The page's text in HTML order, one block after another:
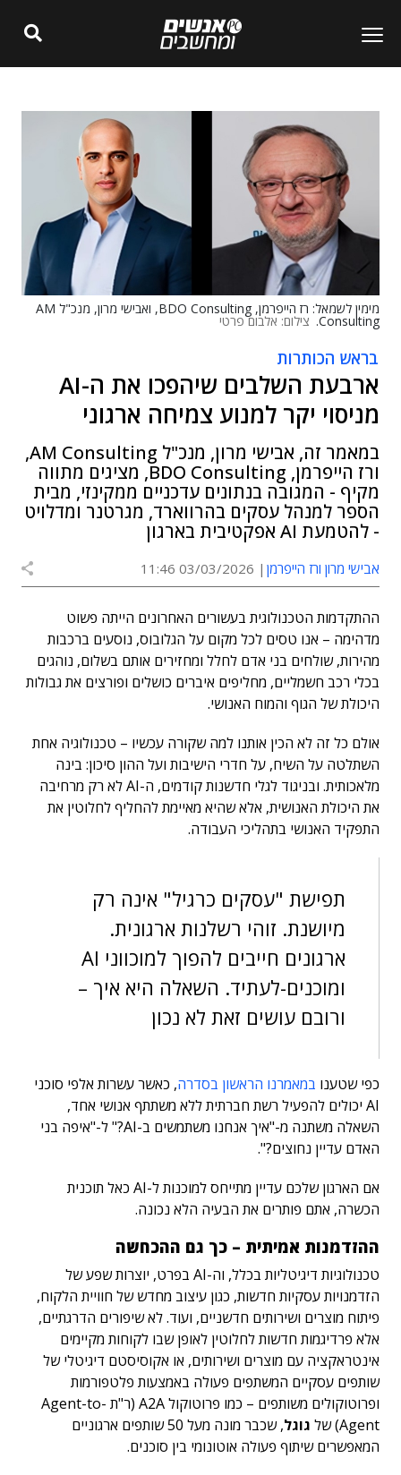
מימין לשמאל: רז הייפרמן, BDO Consulting, ואבישי מרון, מנכ"ל AM
Consulting. צילום: אלבום פרטי
בראש הכותרות
ארבעת השלבים שיהפכו את ה-AI
מניסוי יקר למנוע צמיחה ארגוני
במאמר זה, אבישי מרון, מנכ"ל AM Consulting,
ורז הייפרמן, BDO Consulting, מציגים מתווה
מקיף - המגובה בנתונים עדכניים ממקינזי, מבית
הספר למנהל עסקים בהרווארד, מגרטנר ומדלויט
- להטמעת AI אפקטיבית בארגון
אבישי מרון ורז הייפרמן 03/03/2026 11:46
ההתקדמות הטכנולוגית בעשורים האחרונים הייתה פשוט
מדהימה – אנו טסים לכל מקום על הגלובוס, נוסעים ברכבות
מהירות, שולחים בני אדם לחלל ומחזירים אותם בשלום, נוהגים
בכלי רכב חשמליים, מחליפים איברים כושלים ופורצים את גבולות
היכולת של הגוף והמוח האנושי.
אולם כל זה לא הכין אותנו למה שקורה עכשיו – טכנולוגיה אחת
השתלטה על השיח, על חדרי הישיבות ועל ההון סיכון: בינה
מלאכותית. ובניגוד לגלי חדשנות קודמים, ה-AI לא רק מרחיבה
את היכולת האנושית, אלא שהיא מאיימת להחליף לחלוטין את
התפקיד האנושי בתהליכי העבודה.
תפישת "עסקים כרגיל" אינה רק
מיושנת. זוהי רשלנות ארגונית.
ארגונים חייבים להפוך למוכווני AI
ומוכנים-לעתיד. השאלה היא איך –
ורובם עושים זאת לא נכון
כפי שטענו במאמרנו הראשון בסדרה, כאשר עשרות אלפי סוכני
AI יכולים להפעיל רשת חברתית ללא משתתף אנושי אחד,
השאלה משתנה מ-"איך אנחנו משתמשים ב-AI?" ל-"איפה בני
האדם עדיין נחוצים?".
אם הארגון שלכם עדיין מתייחס למוכנות ל-AI כאל תוכנית
הכשרה, אתם פותרים את הבעיה הלא נכונה.
ההזדמנות אמיתית – כך גם ההכחשה
טכנולוגיות דיגיטליות בכלל, וה-AI בפרט, יוצרות שפע של
הזדמנויות עסקיות חדשות, כגון עיצוב מחדש של חוויית הלקוח,
פיתוח מוצרים ושירותים חדשניים, ועוד. לא שיפורים הדרגתיים,
אלא פרדיגמות חדשות לחלוטין לאופן שבו לקוחות מקיימים
אינטראקציה עם מוצרים ושירותים, או אקוסיסטם דיגיטלי של
שותפים עסקיים המשתפים פעולה באמצעות פלטפורמות
ופרוטוקולים משותפים – כמו פרוטוקול A2A (ר"ת Agent-to-
Agent) של
גוגל
, שכבר מונה מעל 50 שותפים ארגוניים
המאפשרים שיתוף פעולה אוטונומי בין סוכנים.